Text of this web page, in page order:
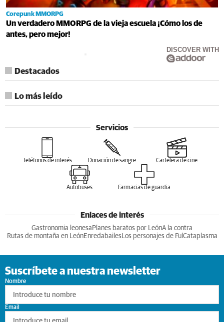
Corepunk MMORPG
Un verdadero MMORPG de la vieja escuela ¡Cómo los de
antes, pero mejor!
DISCOVER WITH
Destacados
Lo más leído
Servicios
Teléfonos de interés Donación de sangre Cartelera de cine
Autobuses Farmacias de guardia
Enlaces de interés
Gastronomia leonesa Planes baratos por LeónA la contra
Rutas de montaña en LeónEnredabailesLos personajes de Ful Cataplasma
Suscríbete a nuestra newsletter
Nombre
Email